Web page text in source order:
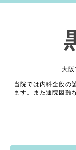
大阪
当院では内科全般の
ます。また通院困難